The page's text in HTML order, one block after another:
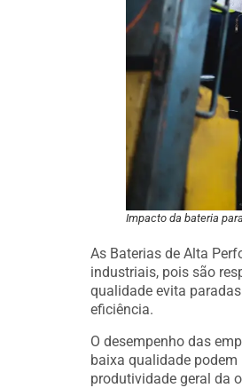
Impacto da bateria
As Baterias de Alta
industriais, pois são
qualidade evita
eficiência.
O desempenho das
baixa qualidade
produtividade geral da